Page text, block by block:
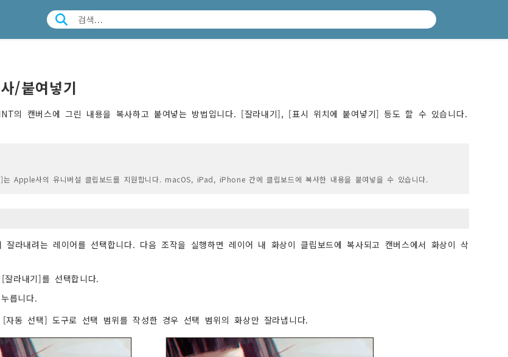
/붙여넣기
의 캔버스에 그린 내용을 복사하고 붙여넣는 방법입니다. [잘라내기], [표시 위치에 붙여넣기] 등도 할 수 있습니다.
는 Apple사의 유니버설 클립보드를 지원합니다. macOS, iPad, iPhone 간에 클립보드에 복사한 내용을 붙여넣을 수 있습니다.
잘라내려는 레이어를 선택합니다. 다음 조작을 실행하면 레이어 내 화상이 클립보드에 복사되고 캔버스에서 화상이 삭
라내기]를 선택합니다.
릅니다.
동 선택] 도구로 선택 범위를 작성한 경우 선택 범위의 화상만 잘라냅니다.